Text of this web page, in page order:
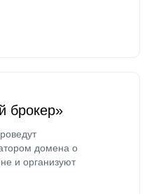
брокер»
домена о
и организуют